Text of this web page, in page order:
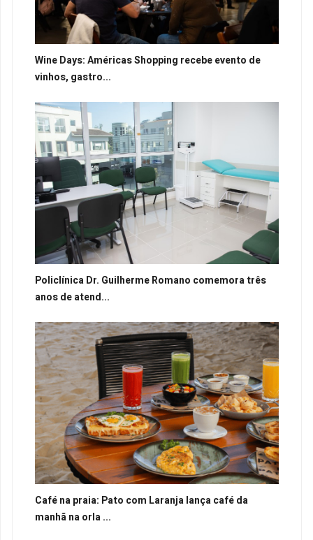
Wine Days: Américas Shopping recebe evento de
vinhos, gastro...
Policlínica Dr. Guilherme Romano comemora três
anos de atend...
Café na praia: Pato com Laranja lança café da
manhã na orla ...